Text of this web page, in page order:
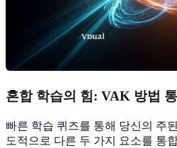
혼합 학습의 힘: VAK 방법
빠른 학습 퀴즈를 통해 당신의 주
도적으로 다른 두 가지 요소를 통